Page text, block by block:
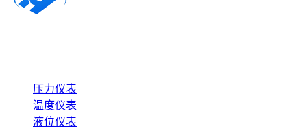
压力仪表
温度仪表
液位仪表